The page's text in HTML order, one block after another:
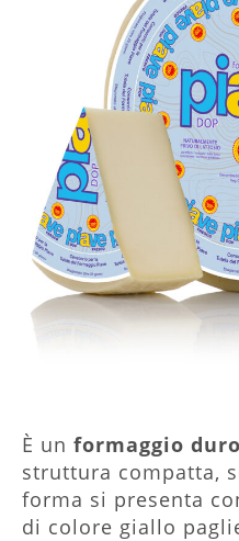
È un formaggio
struttura compatta,
forma si presenta
di colore giallo